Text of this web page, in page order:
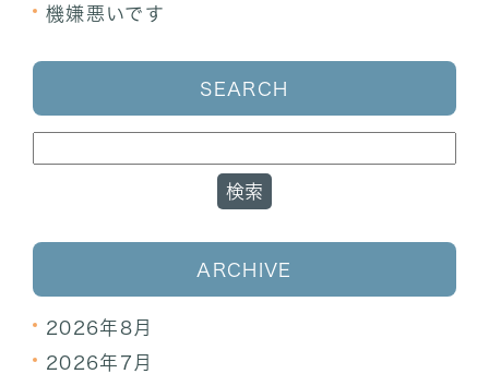
機嫌悪いです
SEARCH
ARCHIVE
2026年8月
2026年7月